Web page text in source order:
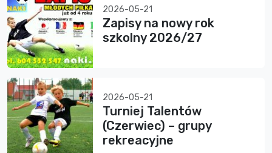
2026-05-21
Zapisy na nowy rok
szkolny 2026/27
2026-05-21
Turniej Talentów
(Czerwiec) – grupy
rekreacyjne